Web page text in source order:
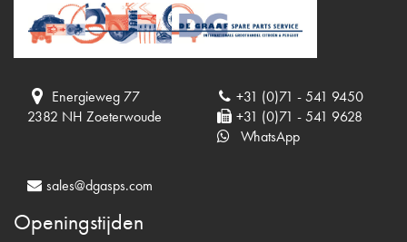
Energieweg 77
2382 NH Zoeterwoude
+31 (0)71 - 541 9450
+31 (0)71 - 541 9628
WhatsApp
sales@dgasps.com
Openingstijden